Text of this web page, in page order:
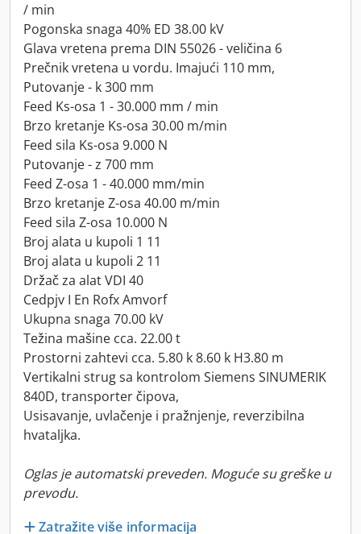
/ min
Pogonska snaga 40% ED 38.00 kV
Glava vretena prema DIN 55026 - veličina 6
Prečnik vretena u vordu. Imajući 110 mm,
Putovanje - k 300 mm
Feed Ks-osa 1 - 30.000 mm / min
Brzo kretanje Ks-osa 30.00 m/min
Feed sila Ks-osa 9.000 N
Putovanje - z 700 mm
Feed Z-osa 1 - 40.000 mm/min
Brzo kretanje Z-osa 40.00 m/min
Feed sila Z-osa 10.000 N
Broj alata u kupoli 1 11
Broj alata u kupoli 2 11
Držač za alat VDI 40
Cedpjv I En Rofx Amvorf
Ukupna snaga 70.00 kV
Težina mašine cca. 22.00 t
Prostorni zahtevi cca. 5.80 k 8.60 k H3.80 m
Vertikalni strug sa kontrolom Siemens SINUMERIK
840D, transporter čipova,
Usisavanje, uvlačenje i pražnjenje, reverzibilna
hvataljka.
Oglas je automatski preveden. Moguće su greške u
prevodu.
Zatražite više informacija